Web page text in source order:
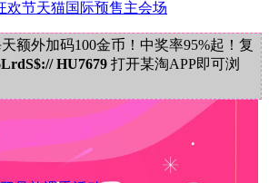
欢节天猫国际预售主会场
额外加码100金币！中奖率95%起！复
HU7679 打开某淘APP即可浏